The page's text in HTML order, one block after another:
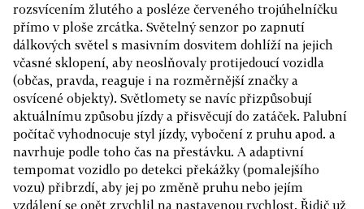
rozsvícením žlutého a posléze červeného trojúhelníčku
přímo v ploše zrcátka. Světelný senzor po zapnutí
dálkových světel s masivním dosvitem dohlíží na jejich
včasné sklopení, aby neoslňovaly protijedoucí vozidla
(občas, pravda, reaguje i na rozměrnější značky a
osvícené objekty). Světlomety se navíc přizpůsobují
aktuálnímu způsobu jízdy a přisvěcují do zatáček. Palubní
počítač vyhodnocuje styl jízdy, vybočení z pruhu apod. a
navrhuje podle toho čas na přestávku. A adaptivní
tempomat vozidlo po detekci překážky (pomalejšího
vozu) přibrzdí, aby jej po změně pruhu nebo jejím
vzdálení se opět zrychlil na nastavenou rychlost. Řidič už